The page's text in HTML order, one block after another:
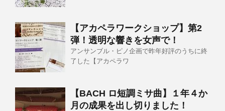
【アカペラワークショップ】第2
弾！透明な響きを女声で！
アンサンブル・ピノ企画で昨年好評のうちに終
了した【アカペラワ
【BACH ロ短調ミサ曲】１年４か
月の成果を出し切りました！